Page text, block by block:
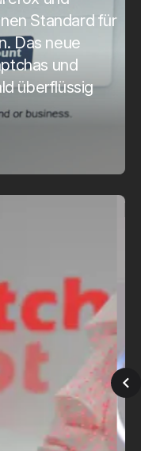
Standard für
Das neue
und
überflüssig